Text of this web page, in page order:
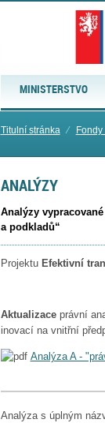
MINISTERSTVO
Titulní stránka ⁄ Fondy
ANALÝZY
Analýzy
a podkladů“
Projektu Efektivní
Aktualizaceprávní
inovací na vnitřní
Analýza A -
Analýza s úplným